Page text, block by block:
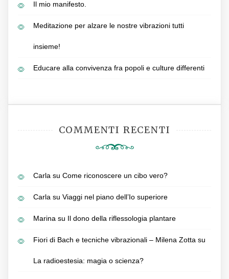
Il mio manifesto.
Meditazione per alzare le nostre vibrazioni tutti
insieme!
Educare alla convivenza fra popoli e culture differenti
COMMENTI RECENTI
Carla su Come riconoscere un cibo vero?
Carla su Viaggi nel piano dell’Io superiore
Marina su Il dono della riflessologia plantare
Fiori di Bach e tecniche vibrazionali – Milena Zotta su
La radioestesia: magia o scienza?